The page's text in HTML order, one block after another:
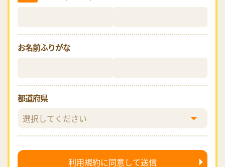
お名前ふりがな
都道府県